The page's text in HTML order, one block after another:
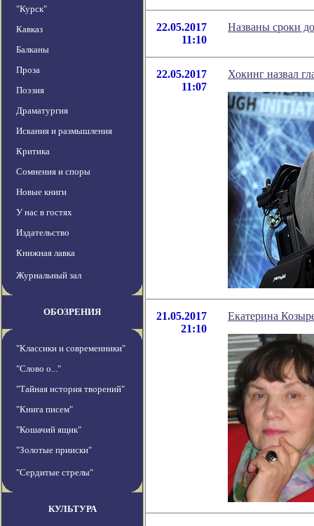
"Курск"
Кавказ
Балканы
Проза
Поэзия
Драматургия
Искания и размышления
Критика
Сомнения и споры
Новые книги
У нас в гостях
Издательство
Книжная лавка
Журнальный зал
ОБОЗРЕНИЯ
"Классики и современники"
"Слово о..."
"Тайная история творений"
"Книга писем"
"Кошачий ящик"
"Золотые прииски"
"Сердитые стрелы"
КУЛЬТУРА
22.05.2017
11:10
Названы сроки
22.05.2017
11:07
Хокинг назвал
21.05.2017
21:10
Екатерина